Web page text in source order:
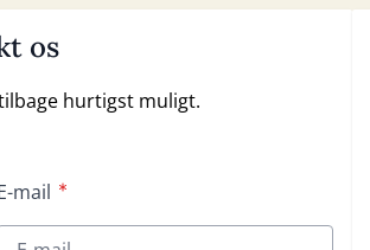
os
hurtigst muligt.
mail